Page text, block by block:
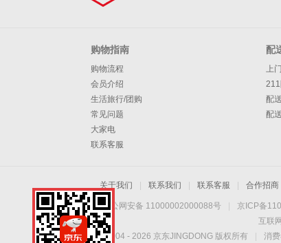
购物指南
购物流程
会员介绍
生活旅行/团购
常见问题
大家电
联系客服
配
上
配
配
关于我们 联系我们 联系客服 合作招商
京公网安备 11000002000088号 京ICP备
互联
Copyright © 2004 - 2026 京东JINGDONG 版权所有 消